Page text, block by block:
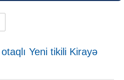
Yeni tikili Kirayə